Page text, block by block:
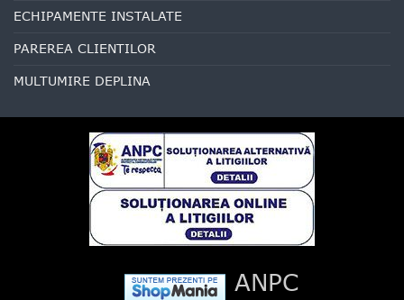
ECHIPAMENTE INSTALATE
PAREREA CLIENTILOR
MULTUMIRE DEPLINA
ANPC